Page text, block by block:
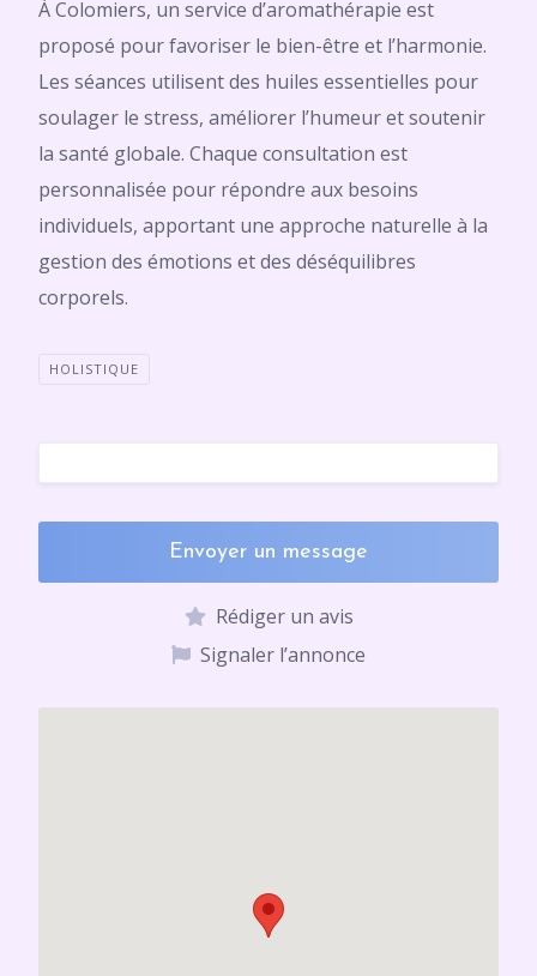
À Colomiers, un service d’aromathérapie est
proposé pour favoriser le bien-être et l’harmonie.
Les séances utilisent des huiles essentielles pour
soulager le stress, améliorer l’humeur et soutenir
la santé globale. Chaque consultation est
personnalisée pour répondre aux besoins
individuels, apportant une approche naturelle à la
gestion des émotions et des déséquilibres
corporels.
HOLISTIQUE
Envoyer un message
Rédiger un avis
Signaler l’annonce